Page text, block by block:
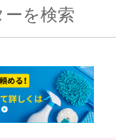
を検索